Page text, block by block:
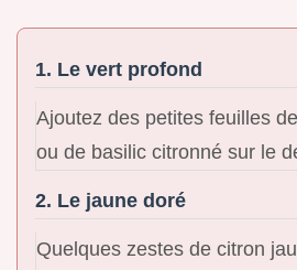
1. Le vert profond
Ajoutez des petites feuilles
ou de basilic citronné sur le
2. Le jaune doré
Quelques zestes de citron